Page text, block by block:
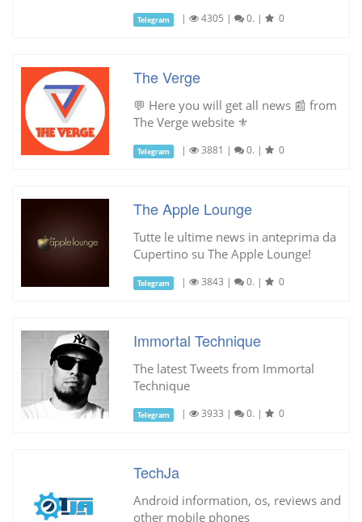
Telegram | 4305 | 0. | 0
The Verge
💬 Here you will get all news 📰 from
The Verge website ⚜
Telegram | 3881 | 0. | 0
The Apple Lounge
Tutte le ultime news in anteprima da
Cupertino su The Apple Lounge!
Telegram | 3843 | 0. | 0
Immortal Technique
The latest Tweets from Immortal
Technique
Telegram | 3933 | 0. | 0
TechJa
Android information, os, reviews and
other mobile phones